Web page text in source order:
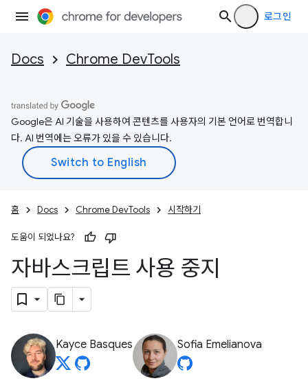
로그인
Docs Chrome DevTools
Google은 AI 기술을 사용하여 콘텐츠를 사용자의 기본 언어로 번역합니
다. AI 번역에는 오류가 있을 수 있습니다.
홈 Docs Chrome DevTools 시작하기
도움이 되었나요?
자바스크립트 사용 중지
Kayce Basques Sofia Emelianova